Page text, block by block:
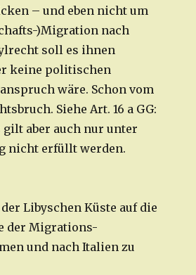
– und eben nicht um
)Migration nach
soll es ihnen
keine politischen
wäre. Schon vom
Siehe Art. 16 a GG:
gilt aber auch nur unter
nicht erfüllt werden.
Libyschen Küste auf die
der Migrations-
und nach Italien zu